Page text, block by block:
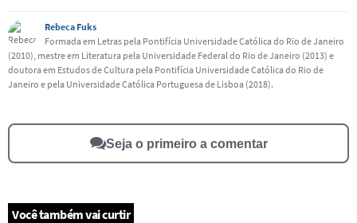
Rebeca Fuks
Formada em Letras pela Pontifícia Universidade Católica do Rio de Janeiro
(2010), mestre em Literatura pela Universidade Federal do Rio de Janeiro (2013) e
doutora em Estudos de Cultura pela Pontifícia Universidade Católica do Rio de
Janeiro e pela Universidade Católica Portuguesa de Lisboa (2018).
Seja o primeiro a comentar
Você também vai curtir